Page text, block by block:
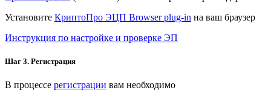
Установите КриптоПро ЭЦП Browser plug-in на ваш браузер
Инструкция по настройке и проверке ЭП
Шаг 3. Регистрация
В процессе регистрации вам необходимо